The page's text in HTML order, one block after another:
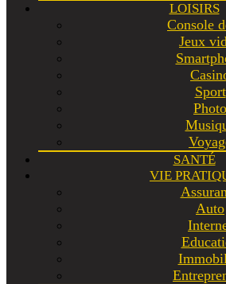
LOISIRS
Console
Jeux
Sport
Photo
SANTÉ
VIE
Auto